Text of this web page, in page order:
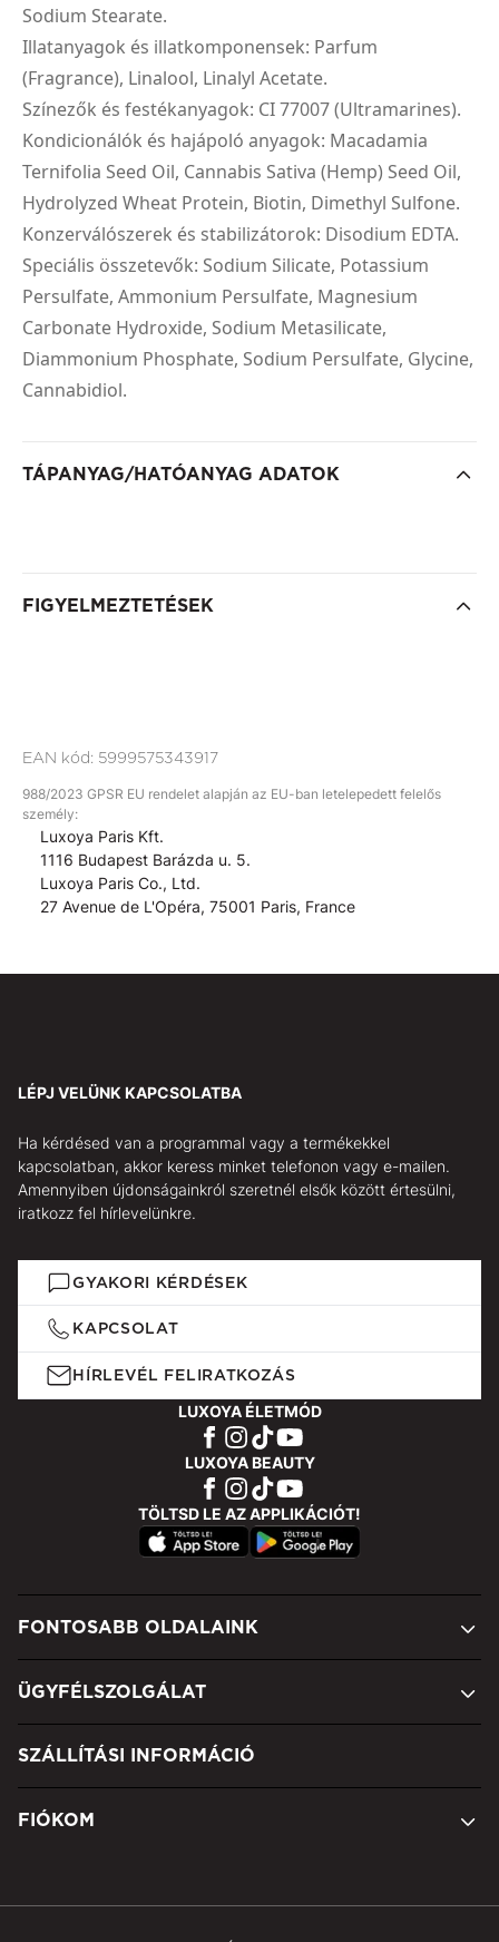
Sodium Stearate.
Illatanyagok és illatkomponensek: Parfum
(Fragrance), Linalool, Linalyl Acetate.
Színezők és festékanyagok: CI 77007 (Ultramarines).
Kondicionálók és hajápoló anyagok: Macadamia
Ternifolia Seed Oil, Cannabis Sativa (Hemp) Seed Oil,
Hydrolyzed Wheat Protein, Biotin, Dimethyl Sulfone.
Konzerválószerek és stabilizátorok: Disodium EDTA.
Speciális összetevők: Sodium Silicate, Potassium
Persulfate, Ammonium Persulfate, Magnesium
Carbonate Hydroxide, Sodium Metasilicate,
Diammonium Phosphate, Sodium Persulfate, Glycine,
Cannabidiol.
TÁPANYAG/HATÓANYAG ADATOK
FIGYELMEZTETÉSEK
EAN kód: 5999575343917
988/2023 GPSR EU rendelet alapján az EU-ban letelepedett felelős
személy:
Luxoya Paris Kft.
1116 Budapest Barázda u. 5.
Luxoya Paris Co., Ltd.
27 Avenue de L'Opéra, 75001 Paris, France
LÉPJ VELÜNK KAPCSOLATBA
Ha kérdésed van a programmal vagy a termékekkel
kapcsolatban, akkor keress minket telefonon vagy e-mailen.
Amennyiben újdonságainkról szeretnél elsők között értesülni,
iratkozz fel hírlevelünkre.
GYAKORI KÉRDÉSEK
KAPCSOLAT
HÍRLEVÉL FELIRATKOZÁS
LUXOYA ÉLETMÓD
LUXOYA BEAUTY
TÖLTSD LE AZ APPLIKÁCIÓT!
FONTOSABB OLDALAINK
ÜGYFÉLSZOLGÁLAT
SZÁLLÍTÁSI INFORMÁCIÓ
FIÓKOM